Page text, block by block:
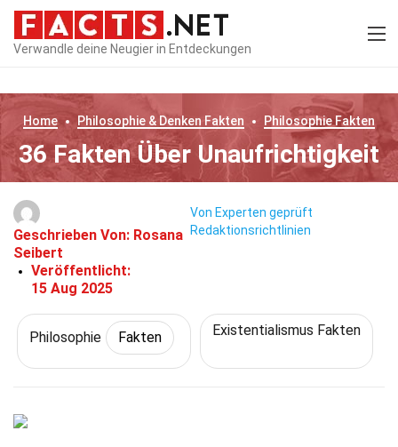
Verwandle deine Neugier in Entdeckungen
Home Philosophie & Denken Fakten Philosophie Fakten
36 Fakten Über Unaufrichtigkeit
Geschrieben Von: Rosana
Seibert
Veröffentlicht:
15 Aug 2025
Von Experten geprüft
Redaktionsrichtlinien
Philosophie Fakten Existentialismus Fakten